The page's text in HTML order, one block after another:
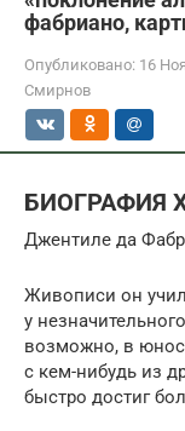
фабриано,
Опубликовано: 16
Смирнов
БИОГРАФИЯ
Джентиле да
Живописи он
у
возможно, в
с кем-нибудь из
быстро достиг